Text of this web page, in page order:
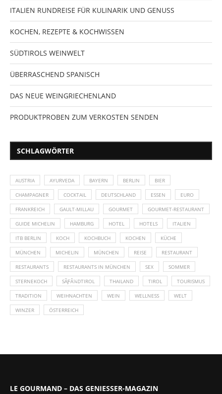
ITALIEN RUNDREISE FÜR KULINARIK UND GENUSS
KOCHEN, REZEPTE & KOCHWISSEN
SÜDTIROLS WEINWELT
ÜBERRASCHEND SPANISCH
DAS NEUE WEINGRIECHENLAND
PRODUKTPROBEN ZUM VERKOSTEN SENDEN
SCHLAGWÖRTER
AUSTRIA AYURVEDA BAYERN BERLIN BIER
CHAMPAGNER COCKTAIL DEUTSCHLAND ESSEN EURO
FRANKREICH GAULT-MILLAU GOURMET GOURMET-RESTAURANT
GUIDE MICHELIN HAMBURG HOTEL HOTELS ITALIEN
ITB BERLIN KOCH KOCHBUCH KOCHEN KÜCHE
MÜNCHEN MICHELIN MÜNCHEN REISE RESTAURANT
RESTAURANTS RESTAURANTS IN MÜNCHEN SEX SOMMER
STERNEKOCH SÃƑÂ¼DTIROL THAILAND TIROL TOURISMUS
TRADITION WEIHNACHTEN WEIN WELLNESS WELT
WINZER ÖSTERREICH
LE GOURMAND – DAS GENIESSER-MAGAZIN